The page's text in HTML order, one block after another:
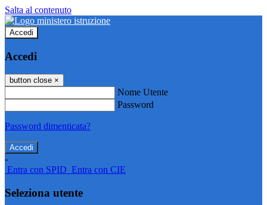
Salta al contenuto
Accedi
Accedi
button close ×
Nome Utente
Password
Password dimenticata?
-
Entra con SPID Entra con CIE
Seleziona utente